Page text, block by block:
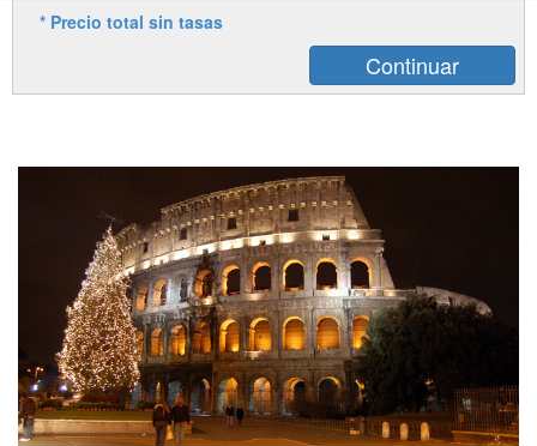
* Precio total sin tasas